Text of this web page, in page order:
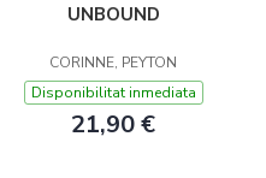
UNBOUND
CORINNE, PEYTON
Disponibilitat inmediata
21,90 €